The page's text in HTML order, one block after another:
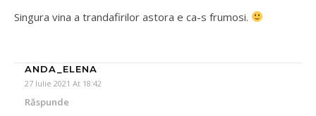
Singura vina a trandafirilor astora e ca-s frumosi.
ANDA_ELENA
27 Iulie 2021 At 18:42
Răspunde